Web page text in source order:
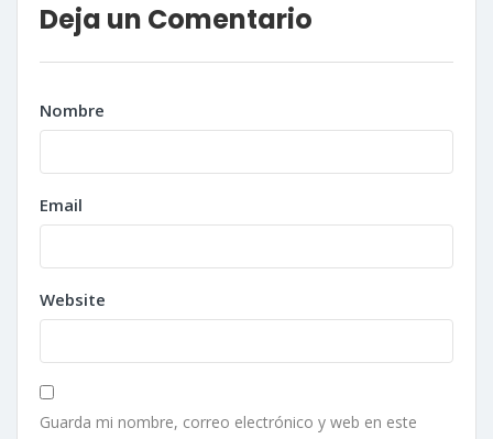
Deja un Comentario
Nombre
Email
Website
Guarda mi nombre, correo electrónico y web en este